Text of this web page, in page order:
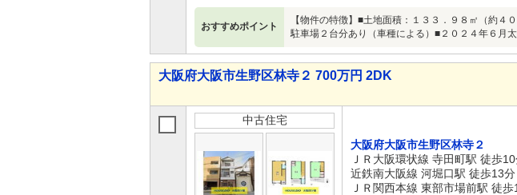
おすすめポイント
【物件の特徴】■土地面積：１３３．９８㎡（約
駐車場２台分あり（車種による）■２０２４年６月
大阪府大阪市生野区林寺２ 700万円 2DK
中古住宅
大阪府大阪市生野区林寺２
ＪＲ大阪環状線 寺田町駅 徒歩
近鉄南大阪線 河堀口駅 徒歩13分
ＪＲ関西本線 東部市場前駅 徒